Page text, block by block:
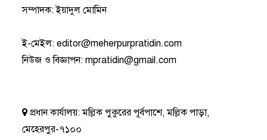
সম্পাদক: ইয়াদুল মোমিন
ই-মেইল:editor@meherpurpratidin.com
নিউজ ও বিজ্ঞাপন:mpratidin@gmail.com
প্রধান কার্যালয়:মল্লিক পুকুরের পূর্বপাশে, মল্লিক পাড়া,
মেহেরপুর-৭১০০